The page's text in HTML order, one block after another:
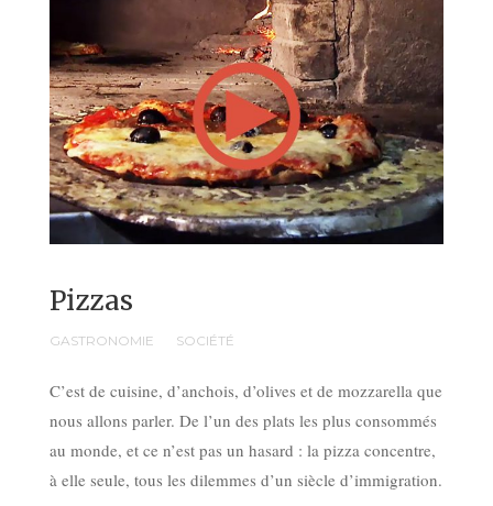
Pizzas
GASTRONOMIE SOCIÉTÉ
C’est de cuisine, d’anchois, d’olives et de mozzarella que
nous allons parler. De l’un des plats les plus consommés
au monde, et ce n’est pas un hasard : la pizza concentre,
à elle seule, tous les dilemmes d’un siècle d’immigration.